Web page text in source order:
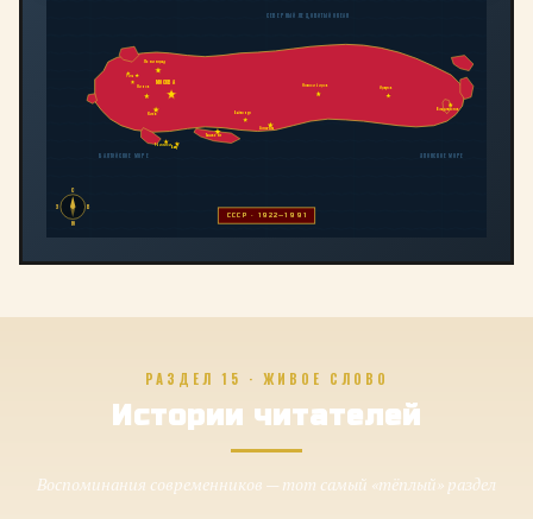
МОСКВА
Ленинград
Киев
Минск
Ташкент
Алма-Ата
Байконур
Новосибирск Иркутск
Владивосток
ТбилисиБаку
Рига
С
Ю
З
В
СССР · 1922—1991
БАЛТИЙСКОЕ МОРЕ
СЕВЕРНЫЙ ЛЕДОВИТЫЙ ОКЕАН
ЯПОНСКОЕ МОРЕ
РАЗДЕЛ 15 · ЖИВОЕ СЛОВО
Истории читателей
Воспоминания современников — тот самый «тёплый» раздел